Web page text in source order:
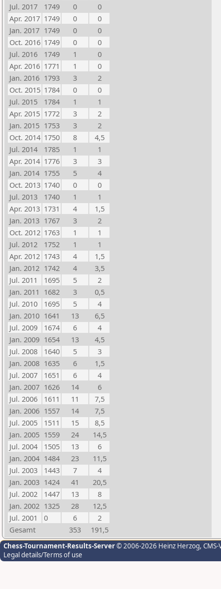
Jul. 2017
1749 0
0
Apr. 2017 1749 0
0
Jan. 2017 1749 0
0
Oct. 2016 1749 0
0
Jul. 2016
1749 1
0
Apr. 2016 1771 1
0
Jan. 2016 1793 3
2
Oct. 2015 1784 0
0
Jul. 2015
1784 1
1
Apr. 2015 1772 3
2
Jan. 2015 1753 3
2
Oct. 2014 1750 8
4,5
Jul. 2014
1785 1
1
Apr. 2014 1776 3
3
Jan. 2014 1755 5
4
Oct. 2013 1740 0
0
Jul. 2013
1740 1
1
Apr. 2013 1731 4
1,5
Jan. 2013 1767 3
2
Oct. 2012 1763 1
1
Jul. 2012
1752 1
1
Apr. 2012 1743 4
1,5
Jan. 2012 1742 4
3,5
Jul. 2011
1695 5
2
Jan. 2011 1682 3
0,5
Jul. 2010
1695 5
4
Jan. 2010 1641 13
6,5
Jul. 2009
1674 6
4
Jan. 2009 1654 13
4,5
Jul. 2008
1640 5
3
Jan. 2008 1635 6
1,5
Jul. 2007
1651 6
4
Jan. 2007 1626 14
6
Jul. 2006
1611 11
7,5
Jan. 2006 1557 14
7,5
Jul. 2005
1511 15
8,5
Jan. 2005 1559 24
14,5
Jul. 2004
1505 13
6
Jan. 2004 1484 23
11,5
Jul. 2003
1443 7
4
Jan. 2003 1424 41
20,5
Jul. 2002
1447 13
8
Jan. 2002 1325 28
12,5
Jul. 2001
0 6
2
Gesamt
353 191,5
Chess-Tournament-Results-Server© 2006-2026 Heinz Herzog,
Legal details/Terms of use